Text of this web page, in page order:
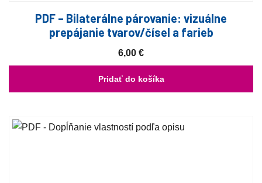
PDF – Bilaterálne párovanie: vizuálne
prepájanie tvarov/čísel a farieb
6,00 €
Pridať do košíka